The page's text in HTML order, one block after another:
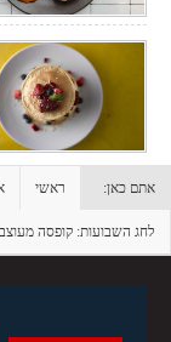
אתם כאן: ראשי
לחג השבועות: קופסה